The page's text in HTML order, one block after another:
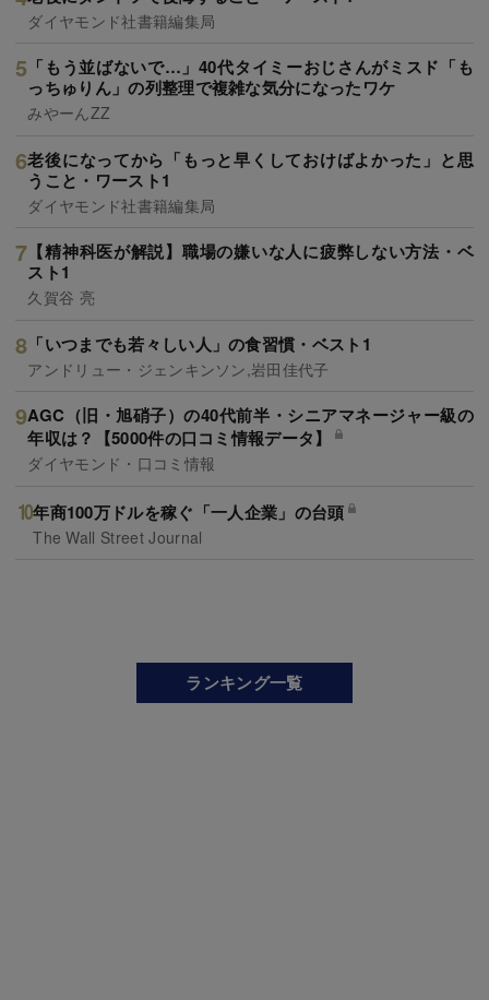
ダイヤモンド社書籍編集局
「もう並ばないで…」40代タイミーおじさんがミスド「も
っちゅりん」の列整理で複雑な気分になったワケ
みやーんZZ
老後になってから「もっと早くしておけばよかった」と思
うこと・ワースト1
ダイヤモンド社書籍編集局
【精神科医が解説】職場の嫌いな人に疲弊しない方法・ベ
スト1
久賀谷 亮
「いつまでも若々しい人」の食習慣・ベスト1
アンドリュー・ジェンキンソン,岩田佳代子
AGC（旧・旭硝子）の40代前半・シニアマネージャー級の
年収は？【5000件の口コミ情報データ】
ダイヤモンド・口コミ情報
年商100万ドルを稼ぐ「一人企業」の台頭
The Wall Street Journal
ランキング一覧